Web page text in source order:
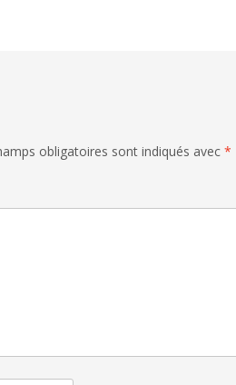
obligatoires sont indiqués avec *